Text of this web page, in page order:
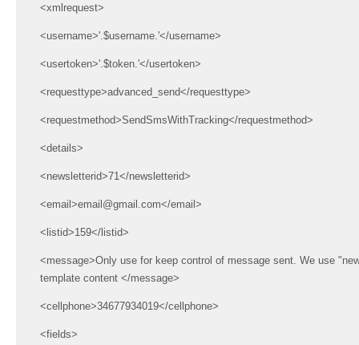
<xmlrequest>
<username>'.$username.'</username>
<usertoken>'.$token.'</usertoken>
<requesttype>advanced_send</requesttype>
<requestmethod>SendSmsWithTracking</requestmethod>
<details>
<newsletterid>71</newsletterid>
<email>email@gmail.com</email>
<listid>159</listid>
<message>Only use for keep control of message sent. We use
template content </message>
<cellphone>34677934019</cellphone>
<fields>